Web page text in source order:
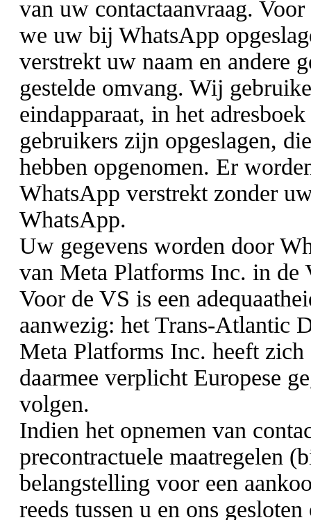
van uw contactaanvraag.
we uw bij WhatsApp
verstrekt uw naam en andere
gestelde omvang. Wij
eindapparaat, in het
gebruikers zijn opgeslagen,
hebben opgenomen. Er
WhatsApp verstrekt zonder
WhatsApp.
Uw gegevens worden door
van Meta Platforms Inc. in
Voor de VS is een
aanwezig: het Trans-Atlantic
Meta Platforms Inc. heeft
daarmee verplicht Europese
volgen.
Indien het opnemen van
precontractuele maatregelen
belangstelling voor een
reeds tussen u en ons